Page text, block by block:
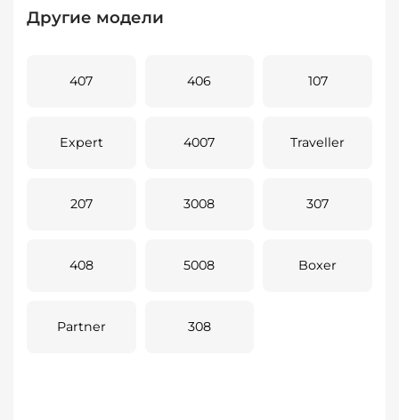
Другие модели
407 406 107
Expert 4007 Traveller
207 3008 307
408 5008 Boxer
Partner 308